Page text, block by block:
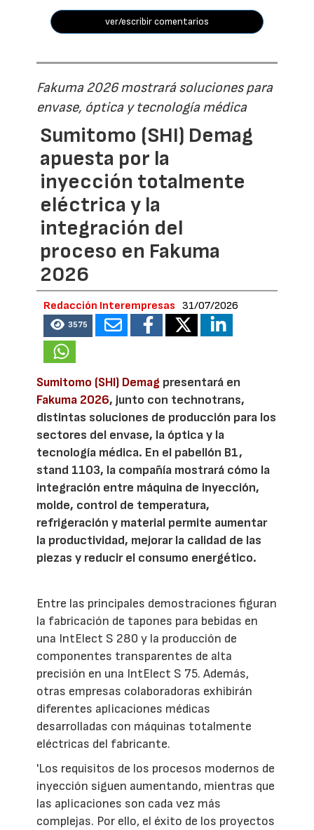
ver/escribir comentarios
Fakuma 2026 mostrará soluciones para
envase, óptica y tecnología médica
Sumitomo (SHI) Demag
apuesta por la
inyección totalmente
eléctrica y la
integración del
proceso en Fakuma
2026
Redacción Interempresas 31/07/2026
3575
Sumitomo (SHI) Demag presentará en
Fakuma 2026, junto con technotrans,
distintas soluciones de producción para los
sectores del envase, la óptica y la
tecnología médica. En el pabellón B1,
stand 1103, la compañía mostrará cómo la
integración entre máquina de inyección,
molde, control de temperatura,
refrigeración y material permite aumentar
la productividad, mejorar la calidad de las
piezas y reducir el consumo energético.
Entre las principales demostraciones figuran
la fabricación de tapones para bebidas en
una IntElect S 280 y la producción de
componentes transparentes de alta
precisión en una IntElect S 75. Además,
otras empresas colaboradoras exhibirán
diferentes aplicaciones médicas
desarrolladas con máquinas totalmente
eléctricas del fabricante.
'Los requisitos de los procesos modernos de
inyección siguen aumentando, mientras que
las aplicaciones son cada vez más
complejas. Por ello, el éxito de los proyectos